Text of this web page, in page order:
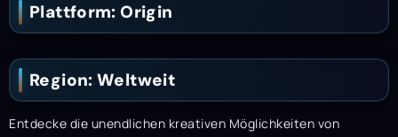
Plattform: Origin
Region: Weltweit
Entdecke die unendlichen kreativen Möglichkeiten von